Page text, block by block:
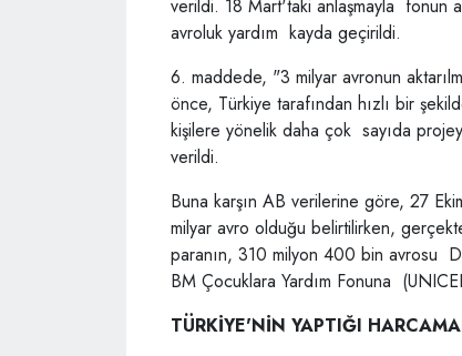
verildi. 18 Mart'taki anlaşmayla fonun
avroluk yardım kayda geçirildi.
6. maddede, "3 milyar avronun
önce, Türkiye tarafından hızlı bir
kişilere yönelik daha çok sayıda
verildi.
Buna karşın AB verilerine göre, 27
milyar avro olduğu belirtilirken,
paranın, 310 milyon 400 bin avrosu
BM Çocuklara Yardım Fonuna
TÜRKİYE'NİN YAPTIĞI